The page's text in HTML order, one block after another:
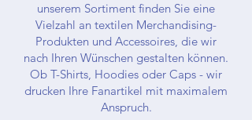
unserem Sortiment finden Sie eine
Vielzahl an textilen Merchandising-
Produkten und Accessoires, die wir
nach Ihren Wünschen gestalten können.
Ob T-Shirts, Hoodies oder Caps - wir
drucken Ihre Fanartikel mit maximalem
Anspruch.